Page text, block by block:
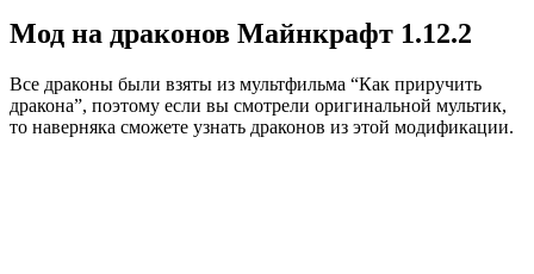
Мод на драконов Майнкрафт 1.12.2
Все драконы были взяты из мультфильма “Как приручить
дракона”, поэтому если вы смотрели оригинальной мультик,
то наверняка сможете узнать драконов из этой модификации.